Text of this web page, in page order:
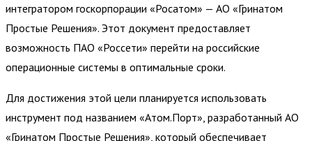
интегратором госкорпорации «Росатом» — АО «Гринатом
Простые Решения». Этот документ предоставляет
возможность ПАО «Россети» перейти на российские
операционные системы в оптимальные сроки.
Для достижения этой цели планируется использовать
инструмент под названием «Атом.Порт», разработанный АО
«Гринатом Простые Решения», который обеспечивает